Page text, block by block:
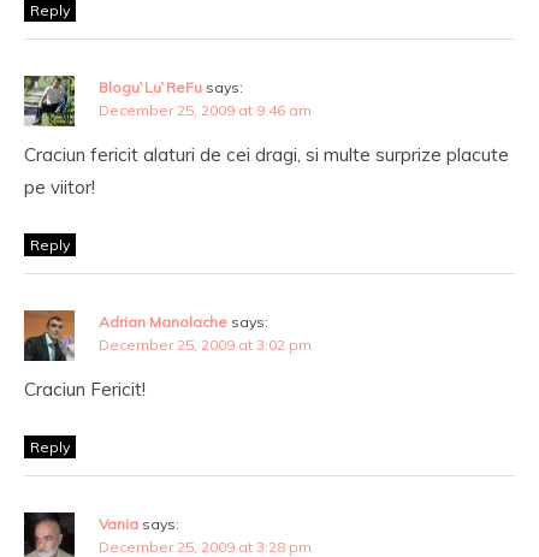
Reply
Blogu`Lu`ReFu says:
December 25, 2009 at 9:46 am
Craciun fericit alaturi de cei dragi, si multe surprize placute
pe viitor!
Reply
Adrian Manolache says:
December 25, 2009 at 3:02 pm
Craciun Fericit!
Reply
Vania says:
December 25, 2009 at 3:28 pm